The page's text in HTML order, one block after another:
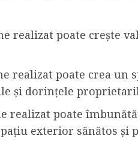
realizat poate crește
realizat poate crea un
și dorințele
realizat poate
exterior sănătos și